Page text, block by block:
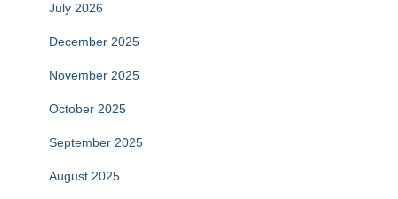
July 2026
December 2025
November 2025
October 2025
September 2025
August 2025